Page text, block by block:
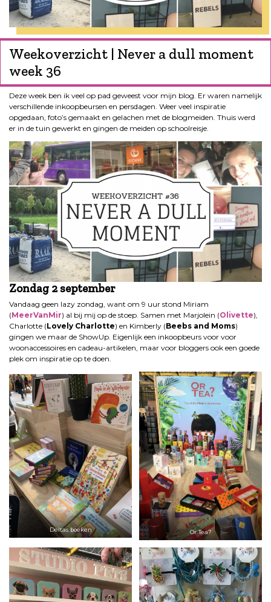
Weekoverzicht | Never a dull moment
week 36
Deze week ben ik veel op pad geweest voor mijn blog. Er waren namelijk
verschillende inkoopbeursen en persdagen. Weer veel inspiratie
opgedaan, foto’s gemaakt en gelachen met de blogmeiden. Thuis werd
er in de tuin gewerkt en gingen de meiden op schoolreisje.
Zondag 2 september
Vandaag geen lazy zondag, want om 9 uur stond Miriam
(MeerVanMir) al bij mij op de stoep. Samen met Marjolein (Olivette),
Charlotte (Lovely Charlotte) en Kimberly (Beebs and Moms)
gingen we maar de ShowUp. Eigenlijk een inkoopbeurs voor voor
woonaccessoires en cadeau-artikelen, maar voor bloggers ook een goede
plek om inspiratie op te doen.
Deltas boeken Or Tea?